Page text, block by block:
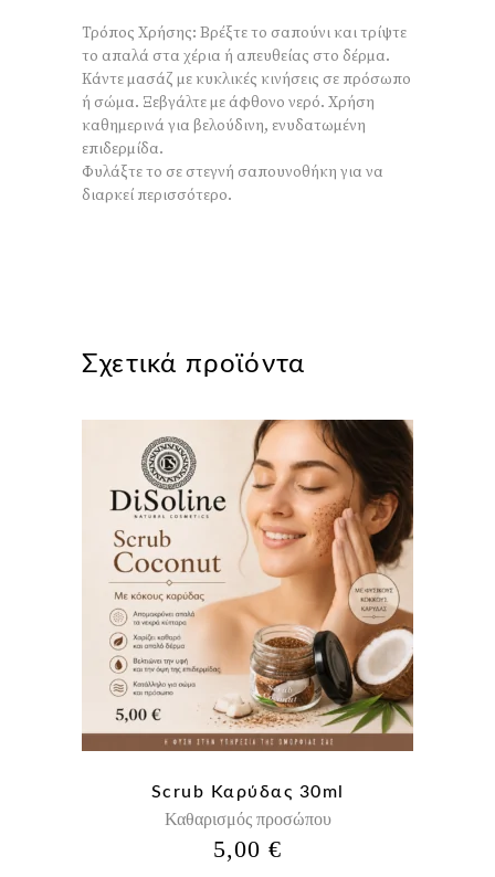
Τρόπος Χρήσης: Βρέξτε το σαπούνι και τρίψτε
το απαλά στα χέρια ή απευθείας στο δέρμα.
Κάντε μασάζ με κυκλικές κινήσεις σε πρόσωπο
ή σώμα. Ξεβγάλτε με άφθονο νερό. Χρήση
καθημερινά για βελούδινη, ενυδατωμένη
επιδερμίδα.
Φυλάξτε το σε στεγνή σαπουνοθήκη για να
διαρκεί περισσότερο.
Σχετικά προϊόντα
Scrub Καρύδας 30ml
Καθαρισμός προσώπου
5,00€